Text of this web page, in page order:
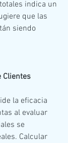
indica un
que las
siendo
Clientes
la eficacia
al evaluar
se
Calcular